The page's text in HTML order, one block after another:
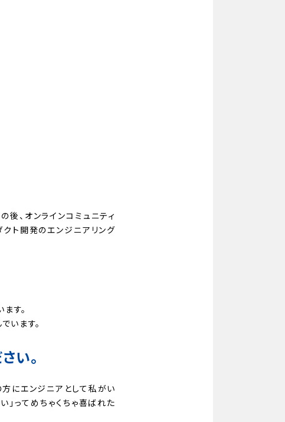
、オンラインコミュニティ
ト開発のエンジニアリング
す。
います。
い。
にエンジニアとして私がい
」ってめちゃくちゃ喜ばれた